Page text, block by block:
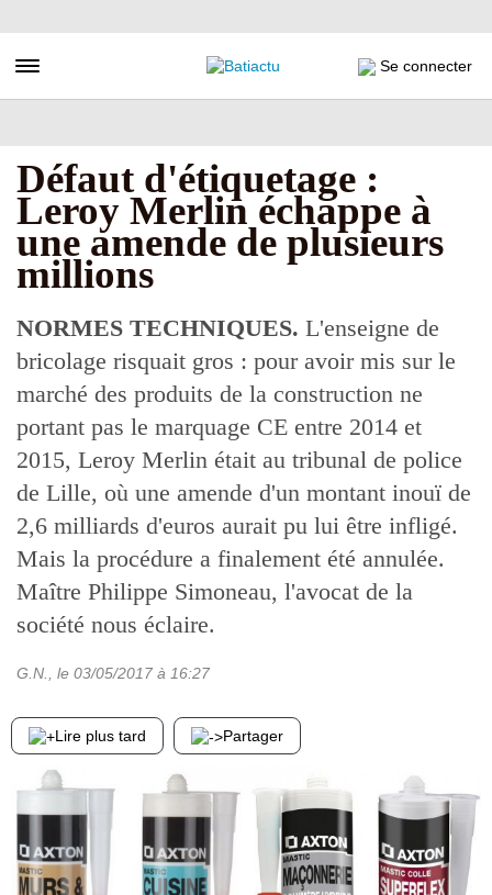
au
principal
Toggle navigation Se connecter
Défaut d'étiquetage :
Leroy Merlin échappe à
une amende de plusieurs
millions
NORMES TECHNIQUES. L'enseigne de
bricolage risquait gros : pour avoir mis sur le
marché des produits de la construction ne
portant pas le marquage CE entre 2014 et
2015, Leroy Merlin était au tribunal de police
de Lille, où une amende d'un montant inouï de
2,6 milliards d'euros aurait pu lui être infligé.
Mais la procédure a finalement été annulée.
Maître Philippe Simoneau, l'avocat de la
société nous éclaire.
G.N. , le 03/05/2017 à 16:27
Lire plus tard Partager